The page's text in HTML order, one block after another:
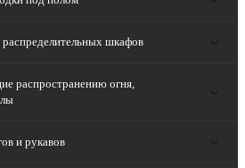
шкафов
распространению огня,
и рукавов